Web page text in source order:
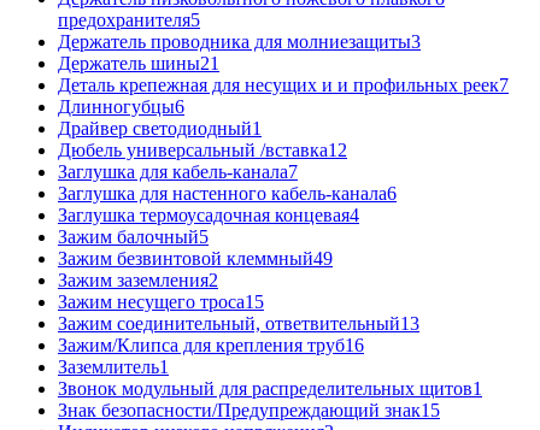
предохранителя5
Держатель проводника для молниезащиты3
Держатель шины21
Деталь крепежная для несущих и и профильных реек7
Длинногубцы6
Драйвер светодиодный1
Дюбель универсальный /вставка12
Заглушка для кабель-канала7
Заглушка для настенного кабель-канала6
Заглушка термоусадочная концевая4
Зажим балочный5
Зажим безвинтовой клеммный49
Зажим заземления2
Зажим несущего троса15
Зажим соединительный, ответвительный13
Зажим/Клипса для крепления труб16
Заземлитель1
Звонок модульный для распределительных щитов1
Знак безопасности/Предупреждающий знак15